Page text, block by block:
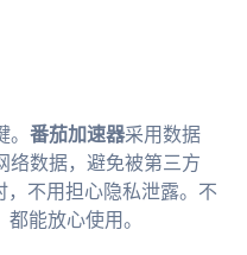
番茄加速器采用数据
络数据，避免被第三方
，不用担心隐私泄露。不
能放心使用。